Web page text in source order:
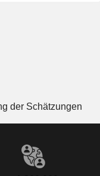
der Schätzungen